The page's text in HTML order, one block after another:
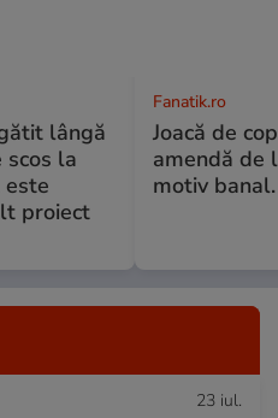
lângă
scos la
proiect
Fanatik.ro
Joacă de
amendă de
motiv
23 iul.